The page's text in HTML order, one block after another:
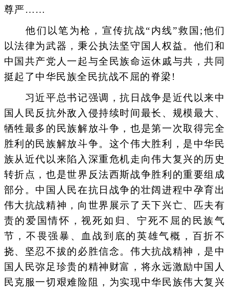
尊严……
他们以笔为枪，宣传抗战“内线”救国;他们
以法律为武器，秉公执法坚守国人权益。他们和
中国共产党人一起与全民族命运休戚与共，共同
挺起了中华民族全民抗战不屈的脊梁!
习近平总书记强调，抗日战争是近代以来中
国人民反抗外敌入侵持续时间最长、规模最大、
牺牲最多的民族解放斗争，也是第一次取得完全
胜利的民族解放斗争。这个伟大胜利，是中华民
族从近代以来陷入深重危机走向伟大复兴的历史
转折点，也是世界反法西斯战争胜利的重要组成
部分。中国人民在抗日战争的壮阔进程中孕育出
伟大抗战精神，向世界展示了天下兴亡、匹夫有
责的爱国情怀，视死如归、宁死不屈的民族气
节，不畏强暴、血战到底的英雄气概，百折不
挠、坚忍不拔的必胜信念。伟大抗战精神，是中
国人民弥足珍贵的精神财富，将永远激励中国人
民克服一切艰难险阻，为实现中华民族伟大复兴